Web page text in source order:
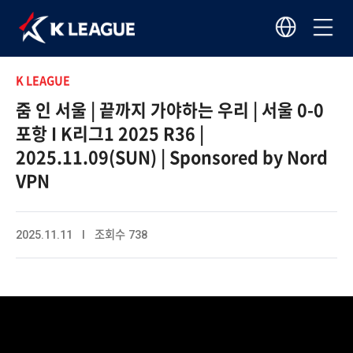
K LEAGUE
줌 인 서울 | 끝까지 가야하는 우리 | 서울 0-0
포항 I K리그1 2025 R36 |
2025.11.09(SUN) | Sponsored by Nord
VPN
2025.11.11 I 조회수 738